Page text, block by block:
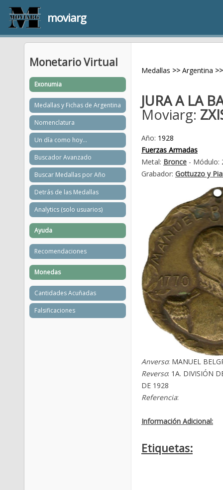
moviarg
Medallas >> Argentina >>
JURA A LA
Moviarg:
Año: 1928
Fuerzas Armadas
Metal: Bronce - Módulo:
Grabador: Gottuzzo y
Anverso: MANUEL
Reverso: 1A. DIVISIÓN
DE 1928
Referencia:
Información Adicional:
Etiquetas:
Monetario Virtual
Exonumia
Medallas y Fichas de Argentina
Nomenclatura
Un día como hoy...
Buscador Avanzado
Buscar Medallas por Año
Detrás de las Medallas
Analytics (solo usuarios)
Ayuda
Recomendaciones
Monedas
Cantidades Acuñadas
Falsificaciones